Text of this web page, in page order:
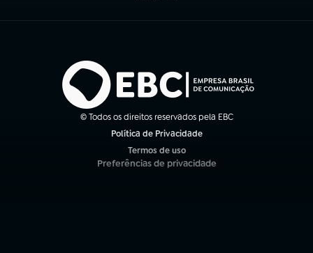
© Todos os direitos reservados pela EBC
Política de Privacidade
Termos de uso
(abre em nova aba)
Preferências de privacidade